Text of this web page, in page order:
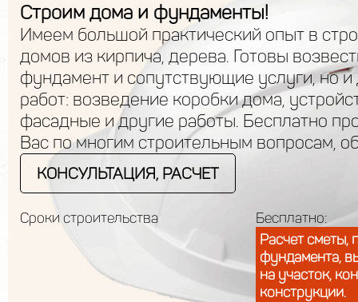
Строим дома и фундаменты!
Имеем большой практический опыт в
домов из кирпича, дерева. Готовы
фундамент и сопутствующие услуги, но
работ: возведение коробки дома,
фасадные и другие работы. Бесплатно
Вас по многим строительным вопросам,
КОНСУЛЬТАЦИЯ, РАСЧЕТ
Сроки строительства
Бесплатно:
Расчет сметы,
фундамента,
на участок,
конструкции.